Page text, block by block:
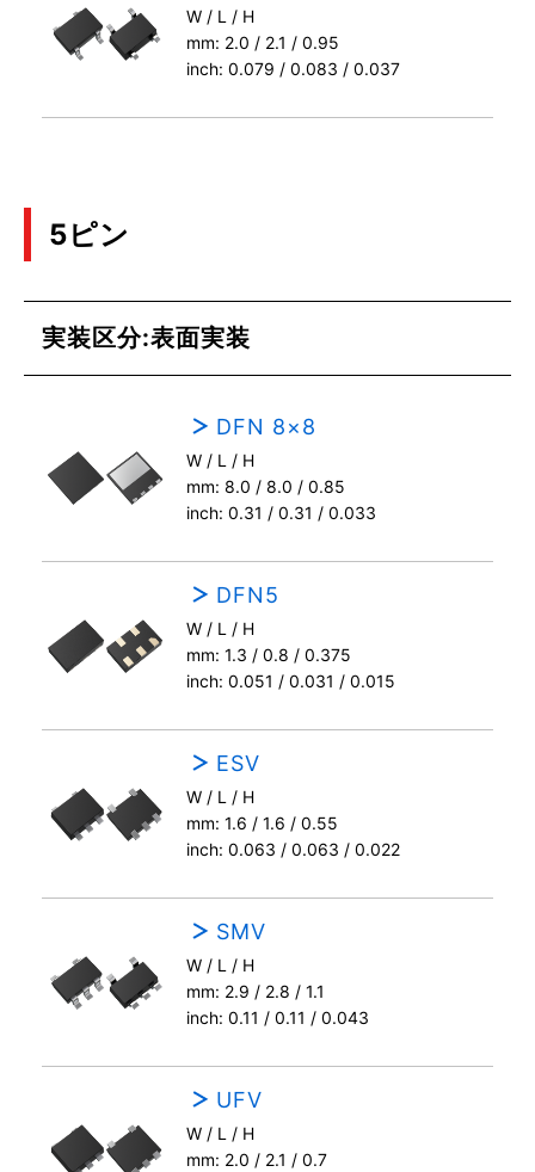
W / L / H
mm: 2.0 / 2.1 / 0.95
inch: 0.079 / 0.083 / 0.037
5ピン
実装区分:表面実装
DFN 8×8
W / L / H
mm: 8.0 / 8.0 / 0.85
inch: 0.31 / 0.31 / 0.033
DFN5
W / L / H
mm: 1.3 / 0.8 / 0.375
inch: 0.051 / 0.031 / 0.015
ESV
W / L / H
mm: 1.6 / 1.6 / 0.55
inch: 0.063 / 0.063 / 0.022
SMV
W / L / H
mm: 2.9 / 2.8 / 1.1
inch: 0.11 / 0.11 / 0.043
UFV
W / L / H
mm: 2.0 / 2.1 / 0.7